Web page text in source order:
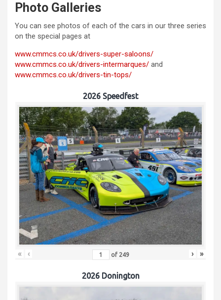
Photo Galleries
You can see photos of each of the cars in our three series
on the special pages at
www.cmmcs.co.uk/drivers-super-saloons/
www.cmmcs.co.uk/drivers-intermarques/ and
www.cmmcs.co.uk/drivers-tin-tops/
2026 Speedfest
« ‹ of 249 › »
2026 Donington